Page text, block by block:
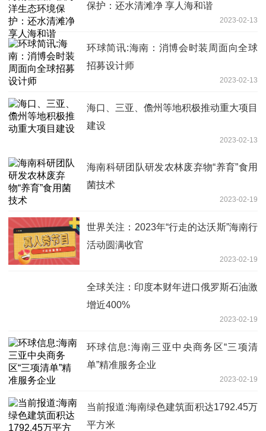
保护：还水清滩净 享人海和谐
2023-02-13
环球简讯:海南：消博会时装周面向全球
招募设计师
2023-02-13
海口、三亚、儋州等地积极推动重大项目
建设
2023-02-13
海南科研团队研发农林废弃物“养育”食用
菌技术
2023-02-19
世界关注：2023年“行走的达沃斯”海南行
活动圆满收官
2023-02-19
全球关注：印度本财年进口俄罗斯石油激
增近400%
2023-02-19
环球信息:海南三亚中央商务区“三项清
单”精准服务企业
2023-02-19
当前报道:海南绿色建筑面积达1792.45万
平方米